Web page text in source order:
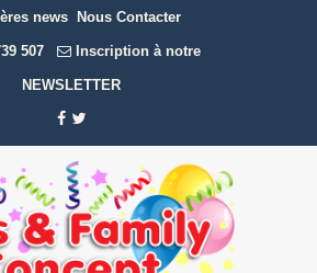
news Nous Contacter
507 Inscription à notre
NEWSLETTER